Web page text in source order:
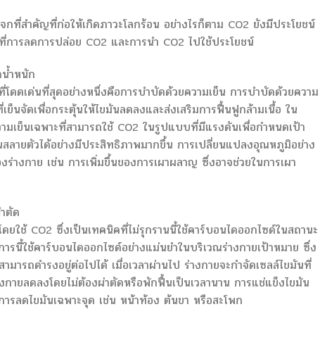
กที่สำคัญที่ก่อให้เกิดภาวะโลกร้อน อย่างไรก็ตาม CO2 ยังมีประโยชน์
ารลดการปล่อย CO2 และการนำ CO2 ไปใช้ประโยชน์
ำหนัก
ดดเด่นที่สุดอย่างหนึ่งคือการบำบัดด้วยความเย็น การบำบัดด้วยความ
นจัดเพื่อกระตุ้นให้ไขมันลดลงและส่งเสริมการฟื้นฟูกล้ามเนื้อ ใน
เย็นเฉพาะที่สามารถใช้ CO2 ในรูปแบบที่มีแรงดันเพื่อกำหนดเป้า
สลายตัวได้อย่างมีประสิทธิภาพมากขึ้น การเปลี่ยนแปลงอุณหภูมิอย่าง
งกาย เช่น การเพิ่มขึ้นของการเผาผลาญ ซึ่งอาจช่วยในการเผา
ตัด
ยใช้ CO2 ซึ่งเป็นเทคนิคที่ไม่รุกรานนี้ใช้คาร์บอนไดออกไซด์ในสถานะ
รนี้ใช้คาร์บอนไดออกไซด์อย่างแม่นยำในบริเวณร่างกายเป้าหมาย ซึ่ง
มารถดำรงอยู่ต่อไปได้ เมื่อเวลาผ่านไป ร่างกายจะกำจัดเซลล์ไขมันที่
ายลดลงโดยไม่ต้องผ่าตัดหรือพักฟื้นเป็นเวลานาน การแช่แข็งไขมัน
รลดไขมันเฉพาะจุด เช่น หน้าท้อง ต้นขา หรือสะโพก